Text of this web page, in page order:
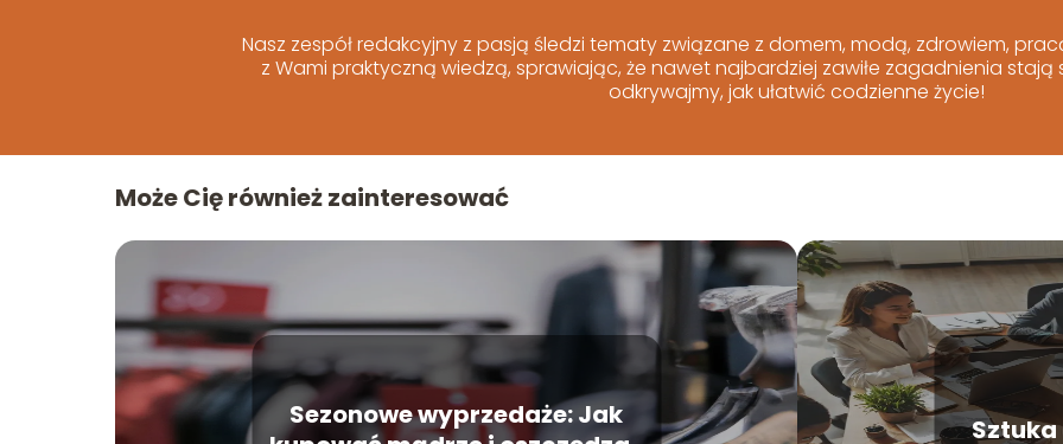
Nasz zespół redakcyjny z pasją śledzi tematy związane z domem, modą, zdrowiem,
z Wami praktyczną wiedzą, sprawiając, że nawet najbardziej zawiłe zagadnienia stają
odkrywajmy, jak ułatwić codzienne życie!
Może Cię również zainteresować
Sezonowe wyprzedaże: Jak